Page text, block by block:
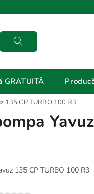
Cautati
GRATUITĂ
135 CP TURBO 100 R3
135 CP TURBO 100 R3